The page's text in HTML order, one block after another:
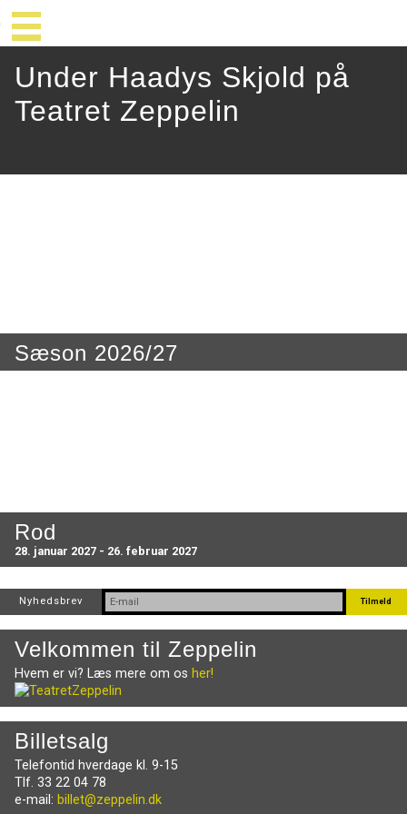
Under Haadys Skjold på
Teatret Zeppelin
Sæson 2026/27
Rod
28. januar 2027 - 26. februar 2027
Nyhedsbrev
Velkommen til Zeppelin
Hvem er vi? Læs mere om os her!
Billetsalg
Telefontid hverdage kl. 9-15
Tlf. 33 22 04 78
e-mail: billet@zeppelin.dk